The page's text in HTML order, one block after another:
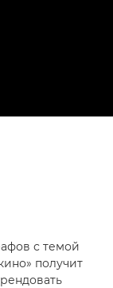
с темой
получит